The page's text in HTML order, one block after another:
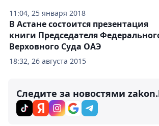
11:04, 25 января 2018
18:32, 26 августа 2015
В Астане состоится презентация
книги Председателя
Верховного Суда ОАЭ
Следите за новостями